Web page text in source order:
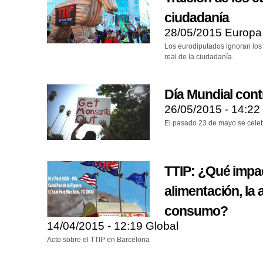
ciudadanía
28/05/2015 Europa
Los eurodiputados ignoran
real de la ciudadanía.
Día Mundial
26/05/2015 - 14:22
El pasado 23 de mayo se
TTIP: ¿Qué
alimentación, la
consumo?
14/04/2015 - 12:19 Global
Acto sobre el TTIP en Barcelona